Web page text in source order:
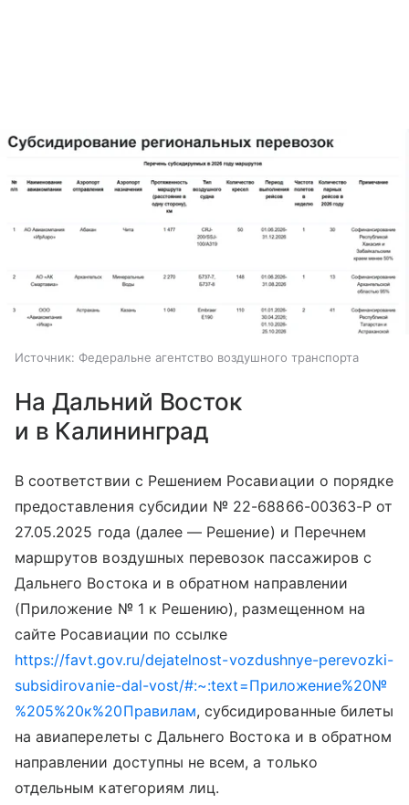
Источник: Федеральне агентство воздушного транспорта
На Дальний Восток
и в Калининград
В соответствии с Решением Росавиации о порядке
предоставления субсидии № 22-68866-00363-Р от
27.05.2025 года (далее — Решение) и Перечнем
маршрутов воздушных перевозок пассажиров с
Дальнего Востока и в обратном направлении
(Приложение № 1 к Решению), размещенном на
сайте Росавиации по ссылке
https://favt.gov.ru/dejatelnost-vozdushnye-perevozki-
subsidirovanie-dal-vost/#:~:text=Приложение%20№
%205%20к%20Правилам, субсидированные билеты
на авиаперелеты с Дальнего Востока и в обратном
направлении доступны не всем, а только
отдельным категориям лиц.